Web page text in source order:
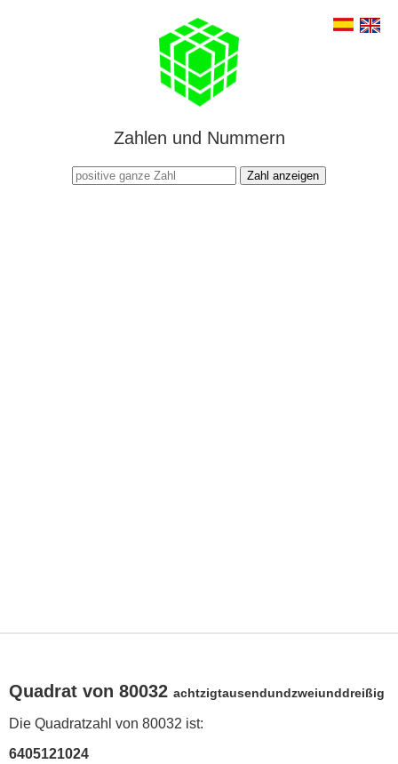
Zahlen und Nummern
Zahl anzeigen
Quadrat von 80032 achtzigtausendundzweiunddreißig
Die Quadratzahl von 80032 ist:
6405121024